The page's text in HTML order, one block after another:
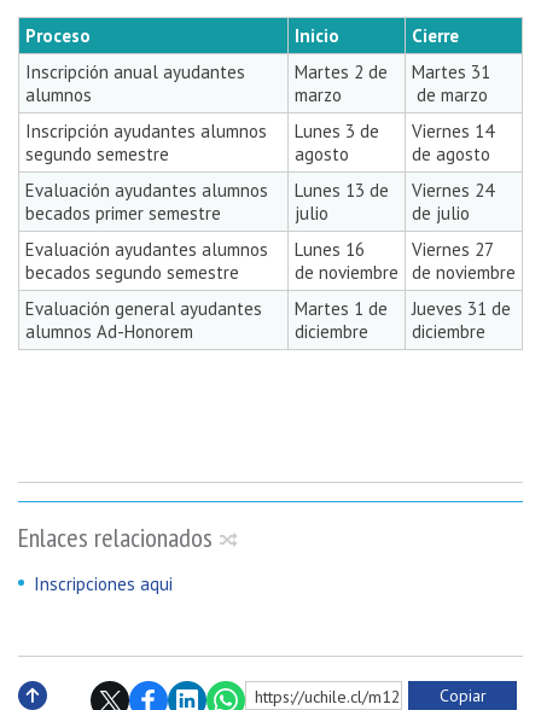
Enlaces relacionados
Inscripciones aqui
Proceso Inicio
Cierre
Inscripción anual ayudantes
alumnos
Martes 2 de
marzo
Martes 31
de marzo
Inscripción ayudantes alumnos
segundo semestre
Lunes 3 de
agosto
Viernes 14
de agosto
Evaluación ayudantes alumnos
becados primer semestre
Lunes 13 de
julio
Viernes 24
de julio
Evaluación ayudantes alumnos
becados segundo semestre
Lunes 16
de noviembre
Viernes 27
de noviembre
Evaluación general ayudantes
alumnos Ad-Honorem
Martes 1 de
diciembre
Jueves 31 de
diciembre
https://uchile.cl/m122005 Copiar